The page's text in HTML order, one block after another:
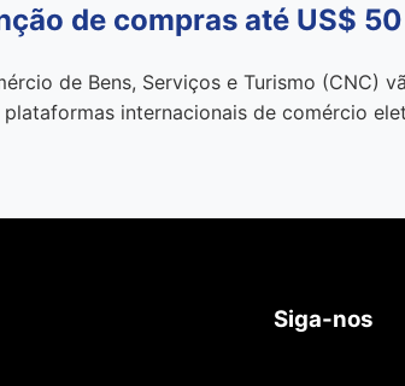
de compras até US$ 50
de Bens, Serviços e Turismo (CNC)
internacionais de comércio
Siga-nos